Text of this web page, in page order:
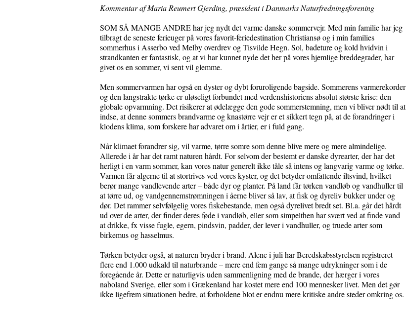
Kommentar af Maria Reumert Gjerding, præsident i Danmarks Naturfredningsforening
SOM SÅ MANGE ANDRE har jeg nydt det varme danske sommervejr. Med min familie har jeg
tilbragt de seneste ferieuger på vores favorit-feriedestination Christiansø og i min families
sommerhus i Asserbo ved Melby overdrev og Tisvilde Hegn. Sol, badeture og kold hvidvin i
strandkanten er fantastisk, og at vi har kunnet nyde det her på vores hjemlige breddegrader, har
givet os en sommer, vi sent vil glemme.
Men sommervarmen har også en dyster og dybt foruroligende bagside. Sommerens varmerekorder
og den langstrakte tørke er uløseligt forbundet med verdenshistoriens absolut største krise: den
globale opvarmning. Det risikerer at ødelægge den gode sommerstemning, men vi bliver nødt til at
indse, at denne sommers brandvarme og knastørre vejr er et sikkert tegn på, at de forandringer i
klodens klima, som forskere har advaret om i årtier, er i fuld gang.
Når klimaet forandrer sig, vil varme, tørre somre som denne blive mere og mere almindelige.
Allerede i år har det ramt naturen hårdt. For selvom der bestemt er danske dyrearter, der har det
herligt i en varm sommer, kan vores natur generelt ikke tåle så intens og langvarig varme og tørke.
Varmen får algerne til at stortrives ved vores kyster, og det betyder omfattende iltsvind, hvilket
berør mange vandlevende arter – både dyr og planter. På land får tørken vandløb og vandhuller til
at tørre ud, og vandgennemstrømningen i åerne bliver så lav, at fisk og dyreliv bukker under og
dør. Det rammer selvfølgelig vores fiskebestande, men også dyrelivet bredt set. Bl.a. går det hårdt
ud over de arter, der finder deres føde i vandløb, eller som simpelthen har svært ved at finde vand
at drikke, fx visse fugle, egern, pindsvin, padder, der lever i vandhuller, og truede arter som
birkemus og hasselmus.
Tørken betyder også, at naturen bryder i brand. Alene i juli har Beredskabsstyrelsen registreret
flere end 1.000 udkald til naturbrande – mere end fem gange så mange udrykninger som i de
foregående år. Dette er naturligvis uden sammenligning med de brande, der hærger i vores
naboland Sverige, eller som i Grækenland har kostet mere end 100 mennesker livet. Men det gør
ikke ligefrem situationen bedre, at forholdene blot er endnu mere kritiske andre steder omkring os.